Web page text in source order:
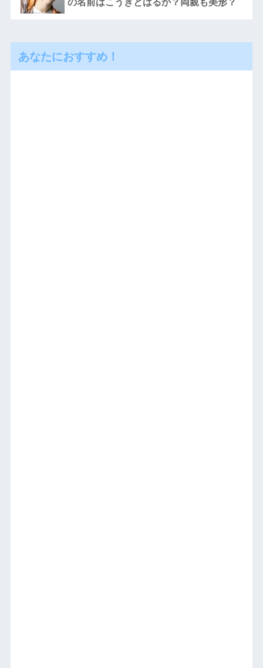
あなたにおすすめ！